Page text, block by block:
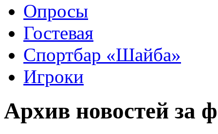
Опросы
Гостевая
Спортбар «Шайба»
Игроки
Архив новостей за